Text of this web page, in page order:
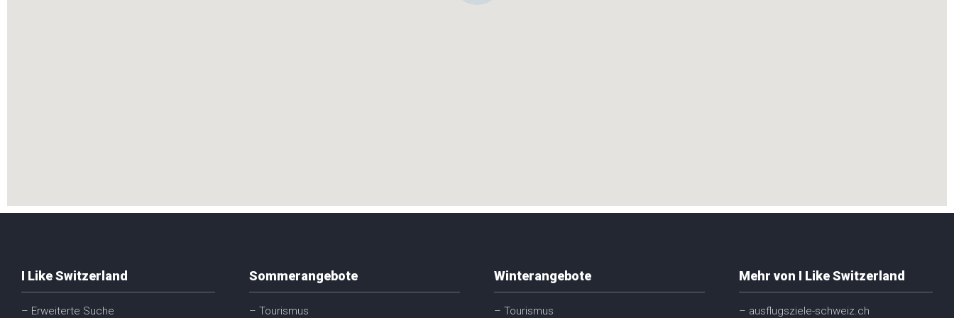
I Like Switzerland
– Erweiterte Suche
Sommerangebote
– Tourismus
Winterangebote
– Tourismus
Mehr von I Like Switzerland
– ausflugsziele-schweiz.ch